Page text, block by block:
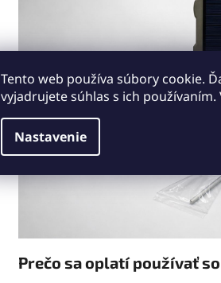
Tento web používa súbory cookie.
vyjadrujete súhlas s ich
Nastavenie
Prečo sa oplatí používať